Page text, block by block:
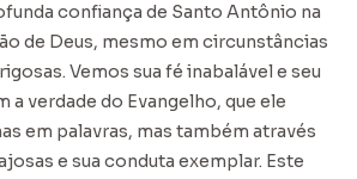
confiança de Santo Antônio na
de Deus, mesmo em circunstâncias
Vemos sua fé inabalável e seu
verdade do Evangelho, que ele
em palavras, mas também através
e sua conduta exemplar. Este